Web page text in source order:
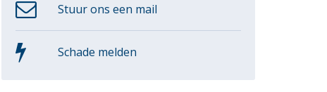
Stuur ons een mail
Schade melden